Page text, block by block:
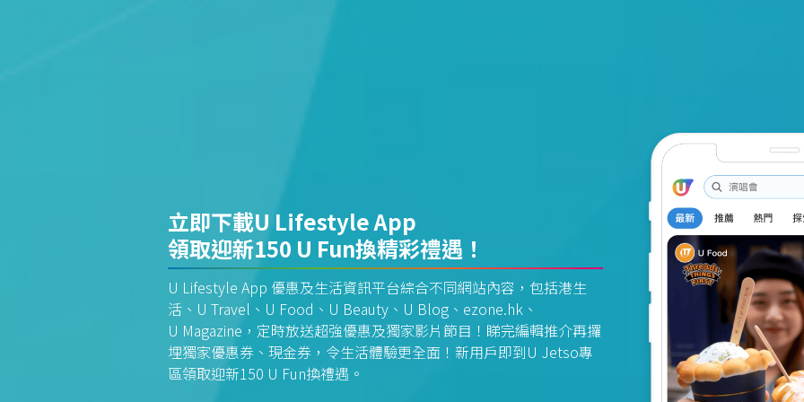
立即下載U Lifestyle App
領取迎新150 U Fun換精彩禮遇！
U Lifestyle App 優惠及生活資訊平台綜合不同網站內容，包括港生
活、U Travel、U Food、U Beauty、U Blog、ezone.hk、
U Magazine，定時放送超強優惠及獨家影片節目！睇完編輯推介再攞
埋獨家優惠券、現金券，令生活體驗更全面！新用戶即到U Jetso專
區領取迎新150 U Fun換禮遇。